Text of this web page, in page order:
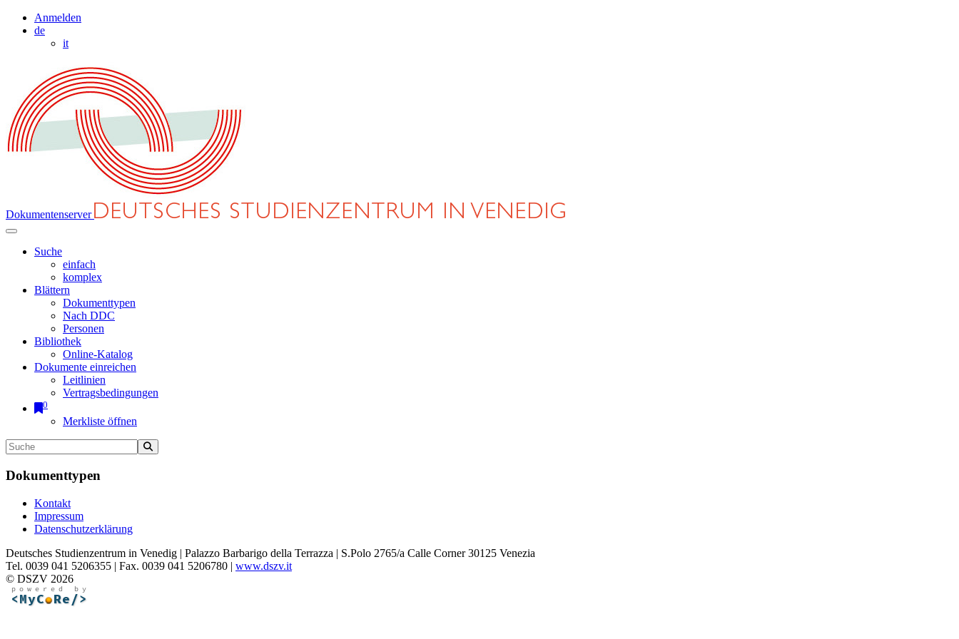
Anmelden
de
it
Dokumentenserver
Suche
einfach
komplex
Blättern
Dokumenttypen
Nach DDC
Personen
Bibliothek
Online-Katalog
Dokumente einreichen
Leitlinien
Vertragsbedingungen
0
Merkliste öffnen
Dokumenttypen
Kontakt
Impressum
Datenschutzerklärung
Deutsches Studienzentrum in Venedig | Palazzo Barbarigo della Terrazza | S.Polo 2765/a Calle Corner 30125 Venezia
Tel. 0039 041 5206355 | Fax. 0039 041 5206780 | www.dszv.it
© DSZV 2026